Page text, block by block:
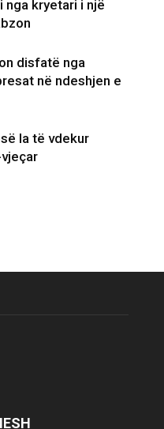
nga kryetari i një
disfatë nga
në ndeshjen e
la të vdekur